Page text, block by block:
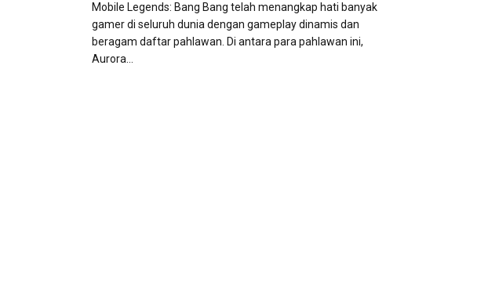
Mobile Legends: Bang Bang telah menangkap hati banyak
gamer di seluruh dunia dengan gameplay dinamis dan
beragam daftar pahlawan. Di antara para pahlawan ini,
Aurora…